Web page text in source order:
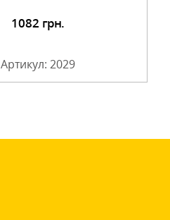
1082 грн.
Артикул: 2029